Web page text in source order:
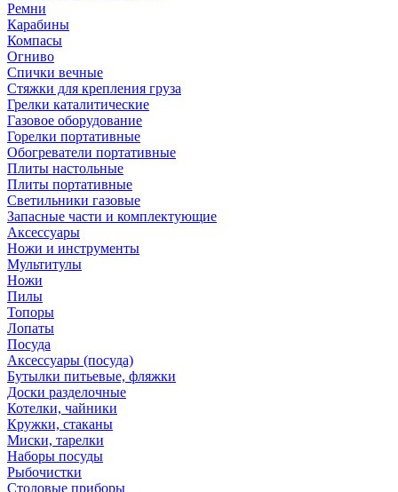
Ремни
Карабины
Компасы
Огниво
Спички вечные
Стяжки для крепления груза
Грелки каталитические
Газовое оборудование
Горелки портативные
Обогреватели портативные
Плиты настольные
Плиты портативные
Светильники газовые
Запасные части и комплектующие
Аксессуары
Ножи и инструменты
Мультитулы
Ножи
Пилы
Топоры
Лопаты
Посуда
Аксессуары (посуда)
Бутылки питьевые, фляжки
Доски разделочные
Котелки, чайники
Кружки, стаканы
Миски, тарелки
Наборы посуды
Рыбочистки
Столовые приборы